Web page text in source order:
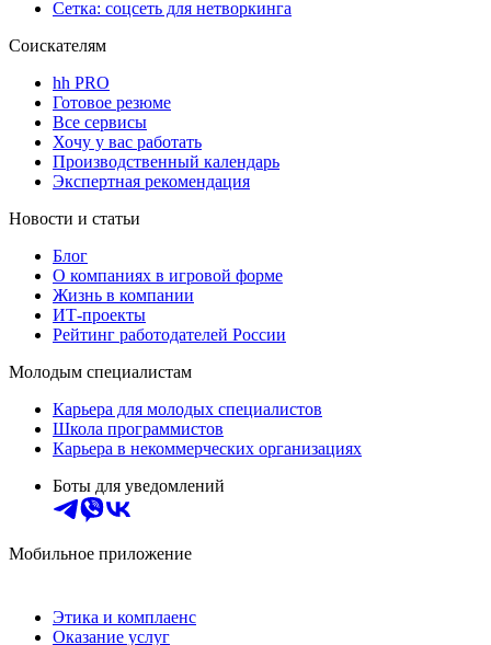
Сетка: соцсеть для нетворкинга
Соискателям
hh PRO
Готовое резюме
Все сервисы
Хочу у вас работать
Производственный календарь
Экспертная рекомендация
Новости и статьи
Блог
О компаниях в игровой форме
Жизнь в компании
ИТ-проекты
Рейтинг работодателей России
Молодым специалистам
Карьера для молодых специалистов
Школа программистов
Карьера в некоммерческих организациях
Боты для уведомлений
Мобильное приложение
Этика и комплаенс
Оказание услуг